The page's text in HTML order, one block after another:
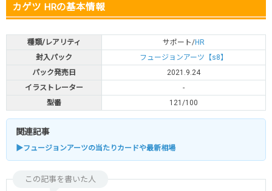
カゲツ HRの基本情報
種類/レアリティ サポート/HR
封入パック
フュージョンアーツ【s8】
パック発売日
2021.9.24
イラストレーター
-
型番
121/100
関連記事
▶フュージョンアーツの当たりカードや最新相場
この記事を書いた人